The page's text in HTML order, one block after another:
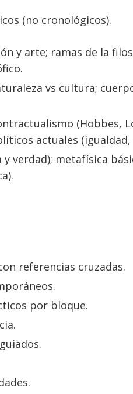
(no cronológicos).
y arte; ramas de la
vs cultura;
(Hobbes,
actuales
verdad); metafísica
referencias cruzadas.
por bloque.